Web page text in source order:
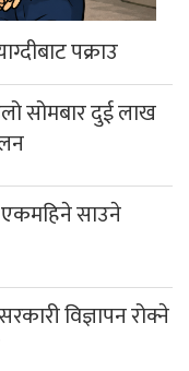
पक्राउ
सोमबार दुई लाख
साउने
विज्ञापन रोक्ने